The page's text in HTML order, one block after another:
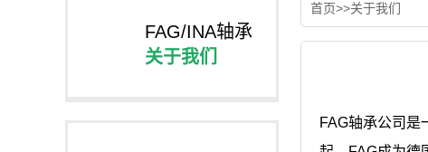
FAG/INA轴承
关于我们
首页>>关于我们
FAG轴承公司是